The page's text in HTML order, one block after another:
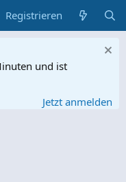
Registrieren
und ist
Jetzt anmelden